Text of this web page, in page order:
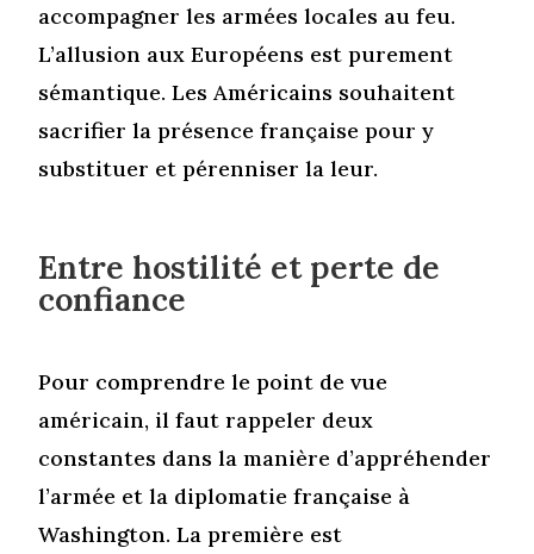
accompagner les armées locales au feu.
L’allusion aux Européens est purement
sémantique. Les Américains souhaitent
sacrifier la présence française pour y
substituer et pérenniser la leur.
Entre hostilité et perte de
confiance
Pour comprendre le point de vue
américain, il faut rappeler deux
constantes dans la manière d’appréhender
l’armée et la diplomatie française à
Washington. La première est